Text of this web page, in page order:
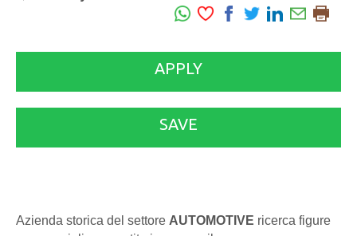
APPLY
SAVE
Azienda storica del settore AUTOMOTIVE ricerca figure